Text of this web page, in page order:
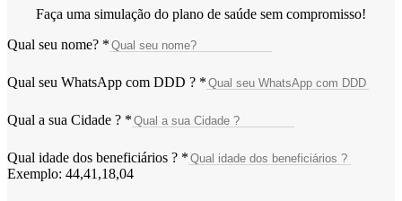
Faça uma simulação do plano de saúde sem compromisso!
Qual seu nome? *
Qual seu WhatsApp com DDD ? *
Qual a sua Cidade ? *
Qual idade dos beneficiários ? *
Exemplo: 44,41,18,04